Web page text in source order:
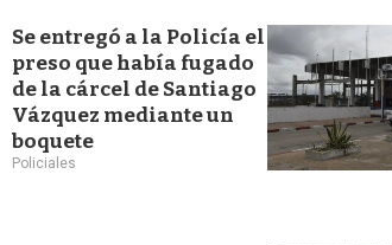
Se entregó a la Policía el
preso que había fugado
de la cárcel de Santiago
Vázquez mediante un
boquete
Policiales